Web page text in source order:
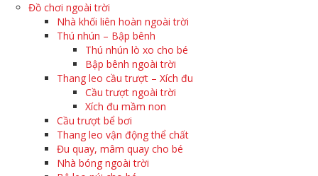
Đồ chơi ngoài trời
Nhà khối liên hoàn ngoài trời
Thú nhún – Bập bênh
Thú nhún lò xo cho bé
Bập bênh ngoài trời
Thang leo cầu trượt – Xích đu
Cầu trượt ngoài trời
Xích đu mầm non
Cầu trượt bể bơi
Thang leo vận động thể chất
Đu quay, mâm quay cho bé
Nhà bóng ngoài trời